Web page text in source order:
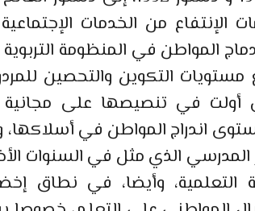
الإنتفاع من الخدمات
المواطن في المنظومة
التكوين والتحصين
أولت في تنصيصها على
اندراج المواطن في أسلاكها،
الذي مثل في السنوات
التعلمية، وأيضا، في نطاق